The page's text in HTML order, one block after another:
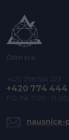
Čištín s.r.o.
+420 296 554 223
+420 774 444
PO, PÁ: 7.00 - 13.00,
nausnice-